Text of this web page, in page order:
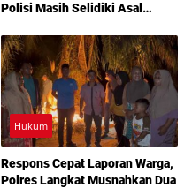
Polisi Masih Selidiki Asal
Hukum
Respons Cepat Laporan Warga,
Polres Langkat Musnahkan Dua